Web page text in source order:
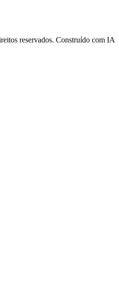
reservados. Construído com IA